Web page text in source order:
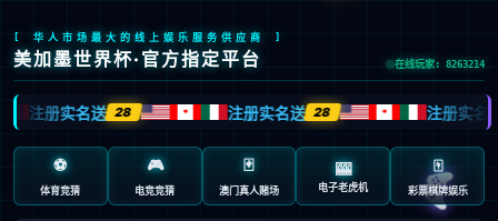
首页 包含"你的"标签的文章